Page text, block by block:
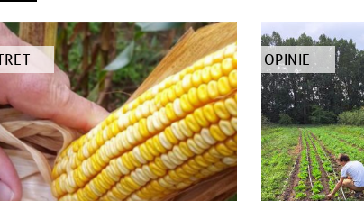
TYPE
ARTIKEL
OPINIE